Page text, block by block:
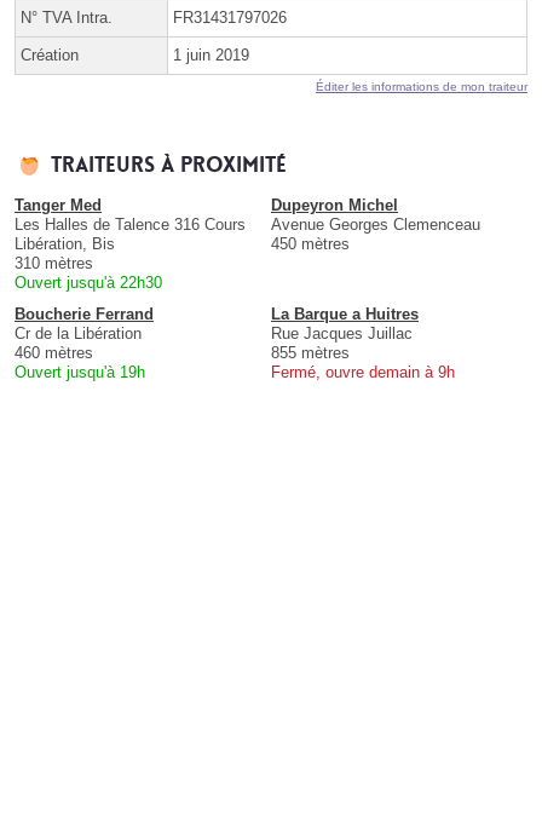
N° TVA Intra. FR31431797026
Création 1 juin 2019
Éditer les informations de mon traiteur
Traiteurs à proximité
Tanger Med
Les Halles de Talence 316 Cours
Libération, Bis
310 mètres
Ouvert jusqu'à 22h30
Dupeyron Michel
Avenue Georges Clemenceau
450 mètres
Boucherie Ferrand
Cr de la Libération
460 mètres
Ouvert jusqu'à 19h
La Barque a Huitres
Rue Jacques Juillac
855 mètres
Fermé, ouvre demain à 9h